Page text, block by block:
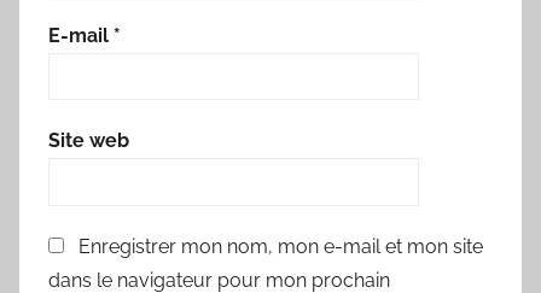
E-mail *
Site web
Enregistrer mon nom, mon e-mail et mon site
dans le navigateur pour mon prochain